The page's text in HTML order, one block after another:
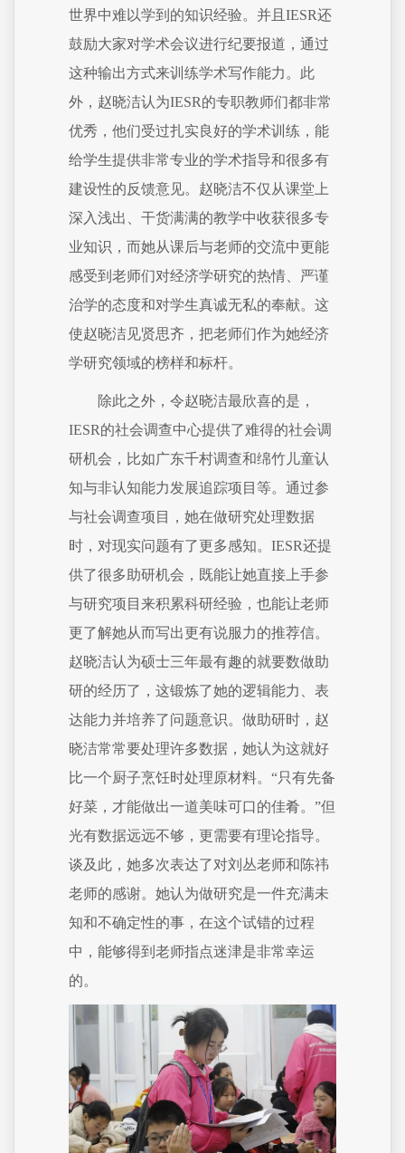
世界中难以学到的知识经验。并且IESR还
鼓励大家对学术会议进行纪要报道，通过
这种输出方式来训练学术写作能力。此
外，赵晓洁认为IESR的专职教师们都非常
优秀，他们受过扎实良好的学术训练，能
给学生提供非常专业的学术指导和很多有
建设性的反馈意见。赵晓洁不仅从课堂上
深入浅出、干货满满的教学中收获很多专
业知识，而她从课后与老师的交流中更能
感受到老师们对经济学研究的热情、严谨
治学的态度和对学生真诚无私的奉献。这
使赵晓洁见贤思齐，把老师们作为她经济
学研究领域的榜样和标杆。
除此之外，令赵晓洁最欣喜的是，
IESR的社会调查中心提供了难得的社会调
研机会，比如广东千村调查和绵竹儿童认
知与非认知能力发展追踪项目等。通过参
与社会调查项目，她在做研究处理数据
时，对现实问题有了更多感知。IESR还提
供了很多助研机会，既能让她直接上手参
与研究项目来积累科研经验，也能让老师
更了解她从而写出更有说服力的推荐信。
赵晓洁认为硕士三年最有趣的就要数做助
研的经历了，这锻炼了她的逻辑能力、表
达能力并培养了问题意识。做助研时，赵
晓洁常常要处理许多数据，她认为这就好
比一个厨子烹饪时处理原材料。“只有先备
好菜，才能做出一道美味可口的佳肴。”但
光有数据远远不够，更需要有理论指导。
谈及此，她多次表达了对刘丛老师和陈祎
老师的感谢。她认为做研究是一件充满未
知和不确定性的事，在这个试错的过程
中，能够得到老师指点迷津是非常幸运
的。